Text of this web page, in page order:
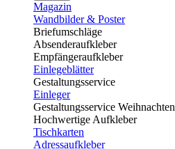
Magazin
Wandbilder & Poster
Briefumschläge
Absenderaufkleber
Empfängeraufkleber
Einlegeblätter
Gestaltungsservice
Einleger
Gestaltungsservice Weihnachten
Hochwertige Aufkleber
Tischkarten
Adressaufkleber